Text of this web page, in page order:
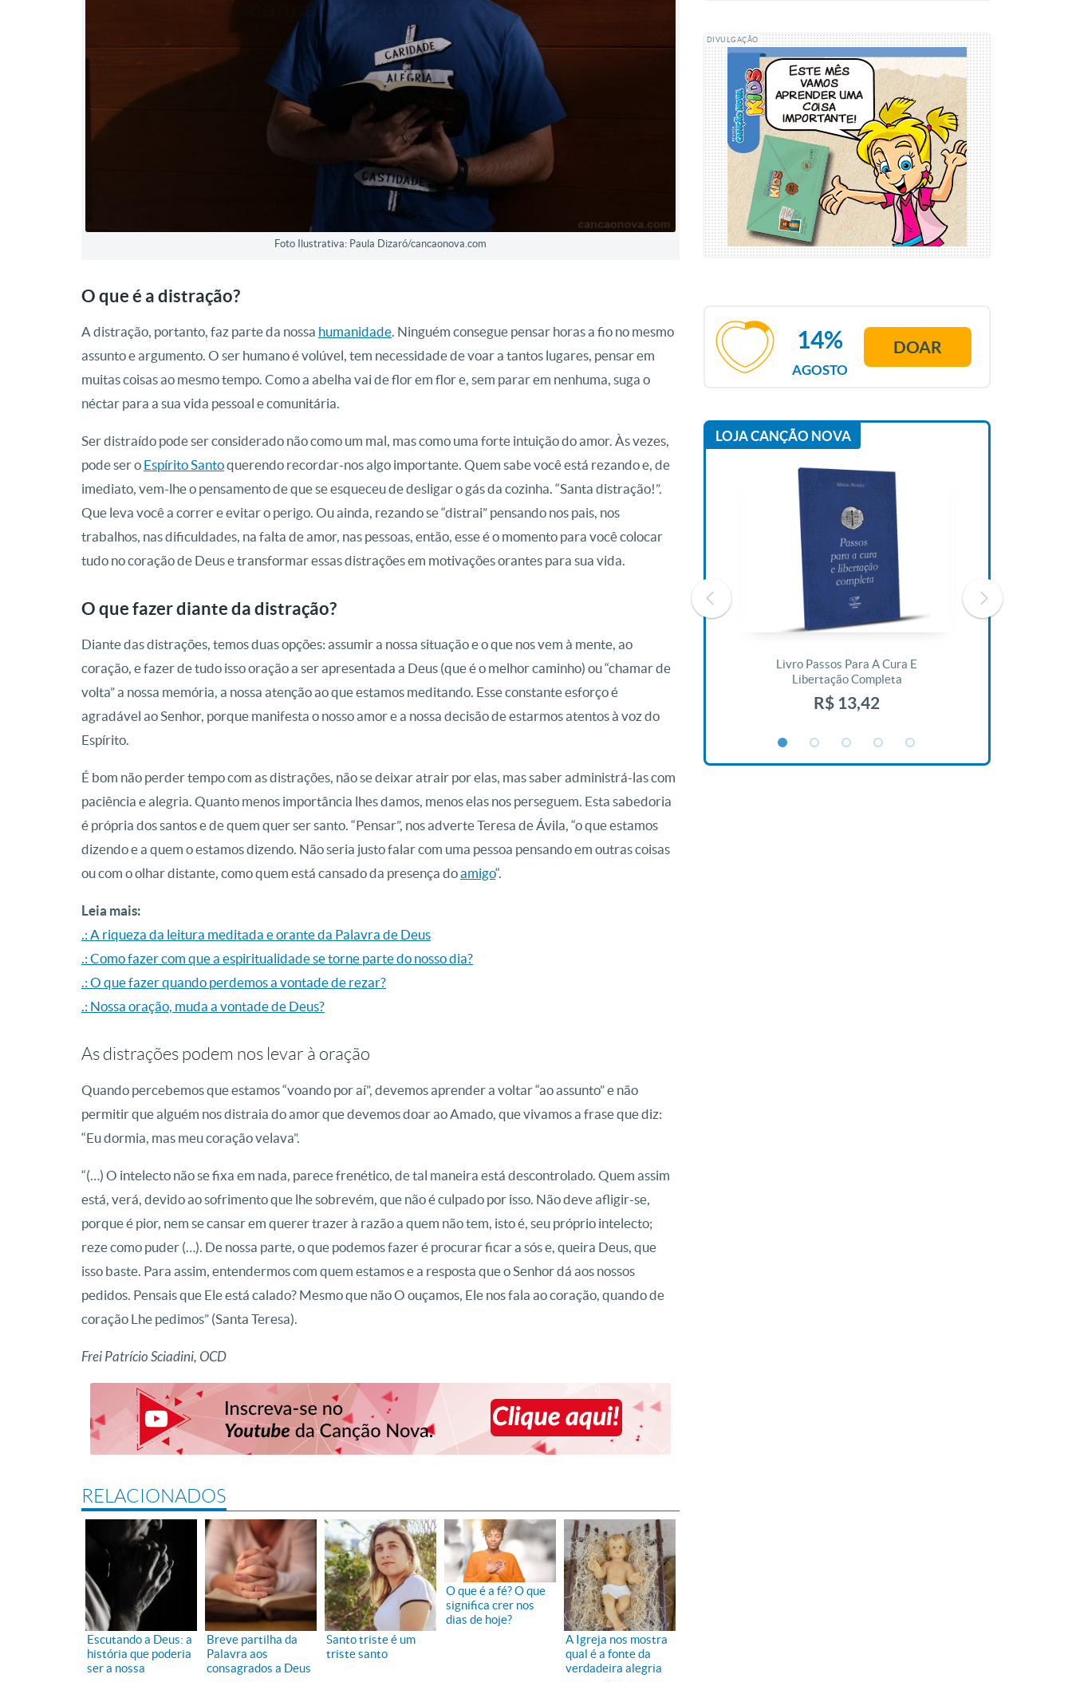
Foto Ilustrativa: Paula Dizaró/cancaonova.com
O que é a distração?
A distração, portanto, faz parte da nossa humanidade. Ninguém consegue pensar horas a fio no mesmo
assunto e argumento. O ser humano é volúvel, tem necessidade de voar a tantos lugares, pensar em
muitas coisas ao mesmo tempo. Como a abelha vai de flor em flor e, sem parar em nenhuma, suga o
néctar para a sua vida pessoal e comunitária.
Ser distraído pode ser considerado não como um mal, mas como uma forte intuição do amor. Às vezes,
pode ser o Espírito Santoquerendo recordar-nos algo importante. Quem sabe você está rezando e, de
imediato, vem-lhe o pensamento de que se esqueceu de desligar o gás da cozinha. “Santa distração!”.
Que leva você a correr e evitar o perigo. Ou ainda, rezando se “distrai” pensando nos pais, nos
trabalhos, nas dificuldades, na falta de amor, nas pessoas, então, esse é o momento para você colocar
tudo no coração de Deus e transformar essas distrações em motivações orantes para sua vida.
O que fazer diante da distração?
Diante das distrações, temos duas opções: assumir a nossa situação e o que nos vem à mente, ao
coração, e fazer de tudo isso oração a ser apresentada a Deus (que é o melhor caminho) ou “chamar de
volta” a nossa memória, a nossa atenção ao que estamos meditando. Esse constante esforço é
agradável ao Senhor, porque manifesta o nosso amor e a nossa decisão de estarmos atentos à voz do
Espírito.
É bom não perder tempo com as distrações, não se deixar atrair por elas, mas saber administrá-las com
paciência e alegria. Quanto menos importância lhes damos, menos elas nos perseguem. Esta sabedoria
é própria dos santos e de quem quer ser santo. “Pensar”, nos adverte Teresa de Ávila, “o que estamos
dizendo e a quem o estamos dizendo. Não seria justo falar com uma pessoa pensando em outras coisas
ou com o olhar distante, como quem está cansado da presença doamigo“.
Leia mais:
.: A riqueza da leitura meditada e orante da Palavra de Deus
.: Como fazer com que a espiritualidade se torne parte do nosso dia?
.: O que fazer quando perdemos a vontade de rezar?
.: Nossa oração, muda a vontade de Deus?
As distrações podem nos levar à oração
Quando percebemos que estamos “voando por aí”, devemos aprender a voltar “ao assunto” e não
permitir que alguém nos distraia do amor que devemos doar ao Amado, que vivamos a frase que diz:
“Eu dormia, mas meu coração velava”.
“(…) O intelecto não se fixa em nada, parece frenético, de tal maneira está descontrolado. Quem assim
está, verá, devido ao sofrimento que lhe sobrevém, que não é culpado por isso. Não deve afligir-se,
porque é pior, nem se cansar em querer trazer à razão a quem não tem, isto é, seu próprio intelecto;
reze como puder (…). De nossa parte, o que podemos fazer é procurar ficar a sós e, queira Deus, que
isso baste. Para assim, entendermos com quem estamos e a resposta que o Senhor dá aos nossos
pedidos. Pensais que Ele está calado? Mesmo que não O ouçamos, Ele nos fala ao coração, quando de
coração Lhe pedimos” (Santa Teresa).
Frei Patrício Sciadini, OCD
RELACIONADOS
Escutando a Deus: a
história que poderia
ser a nossa
Breve partilha da
Palavra aos
consagrados a Deus
Santo triste é um
triste santo
O que é a fé? O que
significa crer nos
dias de hoje?
A Igreja nos mostra
qual é a fonte da
verdadeira alegria
DIVULGAÇÃO
AGOSTO
14% DOAR
LOJA CANÇÃO NOVA
Livro O Padre: A História De
Vida De Jonas Abib
R$ 42,41
Livro Passos Para A Cura E
Libertação Completa
R$ 13,42